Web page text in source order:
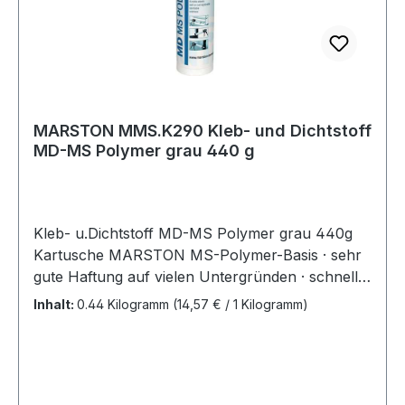
MARSTON MMS.K290 Kleb- und Dichtstoff
MD-MS Polymer grau 440 g
Kleb- u.Dichtstoff MD-MS Polymer grau 440g
Kartusche MARSTON MS-Polymer-Basis · sehr
gute Haftung auf vielen Untergründen · schnelle
Durchhärtung · kann als Klebstoff und zur
Inhalt: 0.44 Kilogramm (14,57 € / 1 Kilogramm)